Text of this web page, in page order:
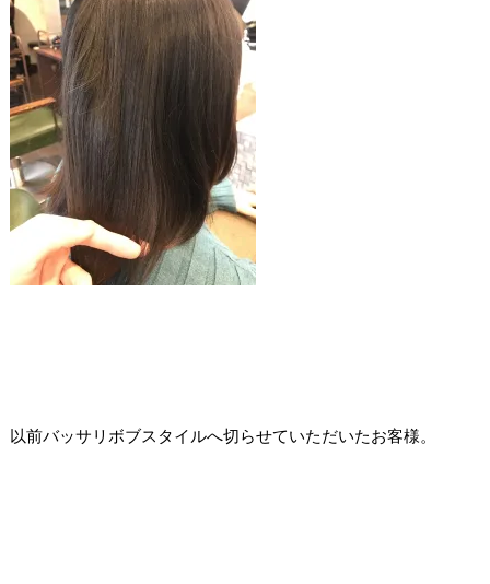
以前バッサリボブスタイルへ切らせていただいたお客様。